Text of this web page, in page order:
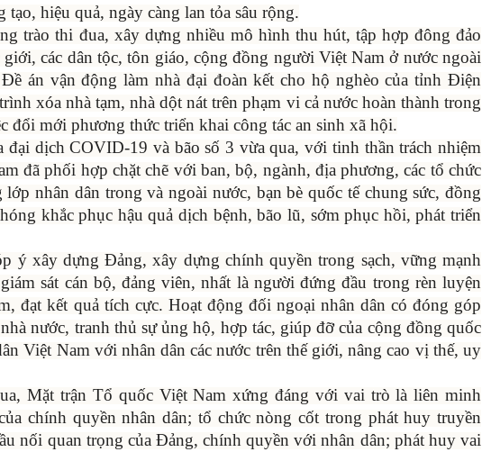
hiệu quả, ngày càng lan tỏa sâu rộng.
trào thi đua, xây dựng nhiều mô hình thu hút, tập hợp đông đảo
các dân tộc, tôn giáo, cộng đồng người Việt Nam ở nước ngoài
án vận động làm nhà đại đoàn kết cho hộ nghèo của tỉnh Điện
xóa nhà tạm, nhà dột nát trên phạm vi cả nước hoàn thành trong
đổi mới phương thức triển khai công tác an sinh xã hội.
đại dịch COVID-19 và bão số 3 vừa qua, với tinh thần trách nhiệm
đã phối hợp chặt chẽ với ban, bộ, ngành, địa phương, các tổ chức
nhân dân trong và ngoài nước, bạn bè quốc tế chung sức, đồng
khắc phục hậu quả dịch bệnh, bão lũ, sớm phục hồi, phát triển
ý xây dựng Đảng, xây dựng chính quyền trong sạch, vững mạnh
sát cán bộ, đảng viên, nhất là người đứng đầu trong rèn luyện
đạt kết quả tích cực. Hoạt động đối ngoại nhân dân có đóng góp
nước, tranh thủ sự ủng hộ, hợp tác, giúp đỡ của cộng đồng quốc
Việt Nam với nhân dân các nước trên thế giới, nâng cao vị thế, uy
Mặt trận Tổ quốc Việt Nam xứng đáng với vai trò là liên minh
chính quyền nhân dân; tổ chức nòng cốt trong phát huy truyền
nối quan trọng của Đảng, chính quyền với nhân dân; phát huy vai